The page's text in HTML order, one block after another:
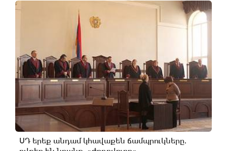
ՍԴ երեք անդամ կհավաքեն ճամպրուկները.